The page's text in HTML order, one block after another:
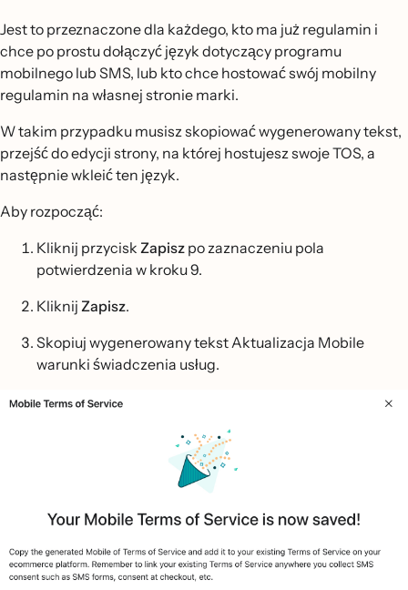
Jest to przeznaczone dla każdego, kto ma już regulamin i
chce po prostu dołączyć język dotyczący programu
mobilnego lub SMS, lub kto chce hostować swój mobilny
regulamin na własnej stronie marki.
W takim przypadku musisz skopiować wygenerowany tekst,
przejść do edycji strony, na której hostujesz swoje TOS, a
następnie wkleić ten język.
Aby rozpocząć:
Kliknij przycisk Zapisz po zaznaczeniu pola
potwierdzenia w kroku 9.
Kliknij Zapisz.
Skopiuj wygenerowany tekst Aktualizacja Mobile
warunki świadczenia usług.